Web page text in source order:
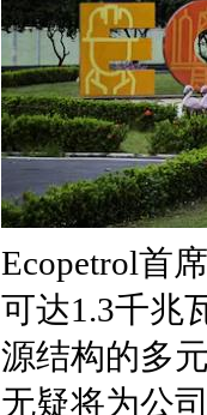
Ecopetrol首
可达1.3千兆
源结构的多
无疑将为公